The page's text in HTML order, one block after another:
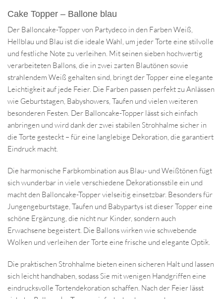
Cake Topper – Ballone blau
Der Balloncake-Topper von Partydeco in den Farben Weiß,
Hellblau und Blau ist die ideale Wahl, um jeder Torte eine stilvolle
und festliche Note zu verleihen. Mit seinen sieben hochwertig
verarbeiteten Ballons, die in zwei zarten Blautönen sowie
strahlendem Weiß gehalten sind, bringt der Topper eine elegante
Leichtigkeit auf jede Feier. Die Farben passen perfekt zu Anlässen
wie Geburtstagen, Babyshowers, Taufen und vielen weiteren
besonderen Festen. Der Balloncake-Topper lässt sich einfach
anbringen und wird dank der zwei stabilen Strohhalme sicher in
die Torte gesteckt – für eine langlebige Dekoration, die garantiert
Eindruck macht.
Die harmonische Farbkombination aus Blau- und Weißtönen fügt
sich wunderbar in viele verschiedene Dekorationsstile ein und
macht den Balloncake-Topper vielseitig einsetzbar. Besonders für
Jungengeburtstage, Taufen und Babypartys ist dieser Topper eine
schöne Ergänzung, die nicht nur Kinder, sondern auch
Erwachsene begeistert. Die Ballons wirken wie schwebende
Wolken und verleihen der Torte eine frische und elegante Optik.
Die praktischen Strohhalme bieten einen sicheren Halt und lassen
sich leicht handhaben, sodass Sie mit wenigen Handgriffen eine
eindrucksvolle Tortendekoration schaffen. Nach der Feier lässt